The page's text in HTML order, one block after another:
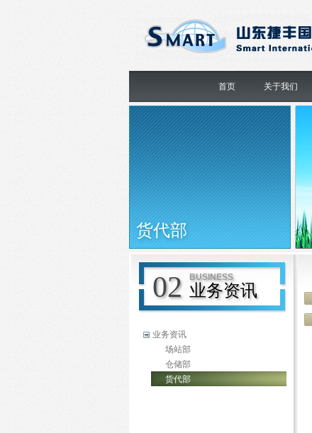
首页 关于我们
货代部
02 BUSINESS
业务资讯
业务资讯
场站部
仓储部
货代部